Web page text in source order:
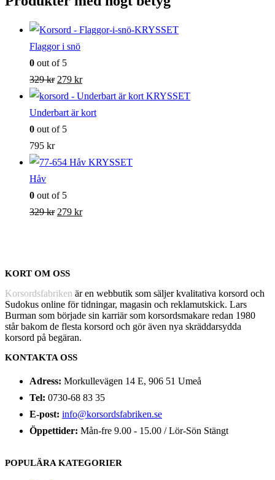
Flaggor i snö
0 out of 5
329kr Det
ursprungliga
priset
var:
279 krDet
nuvarande
priset
Underbart är kort
0 out of 5
795 kr
Håv
0 out of 5
329kr Det
329 kr.
279 krDet
KORT OM OSS
Korsordsfabriken är en webbutik som säljer kvalitativa korsord och
Sudokus online för tidningar, magasin och reklamutskick. Lars
Burman som började sin karriär som korsordsmakare redan 1980
står bakom de flesta korsord och gör även nya skräddarsydda
korsord på begäran.
KONTAKTA OSS
Adress: Morkullevägen 14 E, 906 51 Umeå
Tel: 0730-68 83 35
E-post: info@korsordsfabriken.se
Öppettider: Mån-fre 9.00 - 15.00 / Lör-Sön Stängt
POPULÄRA KATEGORIER